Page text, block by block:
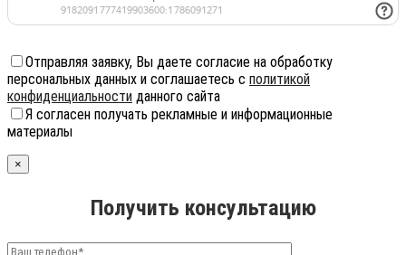
Отправляя заявку, Вы даете согласие на обработку
персональных данных и соглашаетесь с политикой
конфиденциальности данного сайта
Я согласен получать рекламные и информационные
материалы
×
Получить консультацию